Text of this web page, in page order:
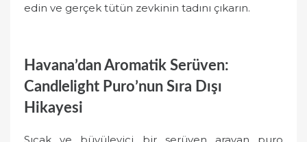
edin ve gerçek tütün zevkinin tadını çıkarın.
Havana’dan Aromatik Serüven:
Candlelight Puro’nun Sıra Dışı
Hikayesi
Sıcak ve büyüleyici bir serüven arayan puro